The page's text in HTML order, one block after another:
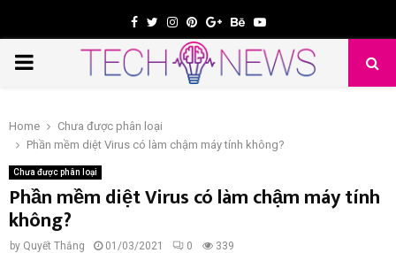
Facebook
TwitterInstagram
Pinterest
GoogleBehanceYoutube
PRIMARY
Home
Chưa được phân loại
Phần mềm diệt Virus có làm chậm máy tính không?
Chưa được phân loại
Phần mềm diệt Virus có làm chậm máy tính
không?
by Quyết Thắng 01/03/2021 0 339